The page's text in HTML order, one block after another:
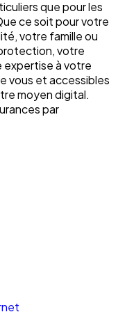
que pour les
ce soit pour votre
votre famille ou
votre
à votre
vous et accessibles
moyen digital.
par